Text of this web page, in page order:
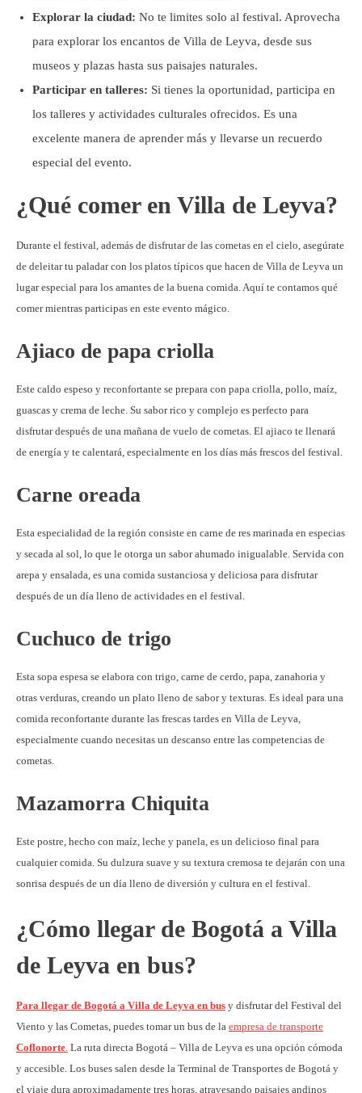
Explorar la ciudad: No te limites solo al festival. Aprovecha
para explorar los encantos de Villa de Leyva, desde sus
museos y plazas hasta sus paisajes naturales.
Participar en talleres: Si tienes la oportunidad, participa en
los talleres y actividades culturales ofrecidos. Es una
excelente manera de aprender más y llevarse un recuerdo
especial del evento.
¿Qué comer en Villa de Leyva?
Durante el festival, además de disfrutar de las cometas en el cielo, asegúrate
de deleitar tu paladar con los platos típicos que hacen de Villa de Leyva un
lugar especial para los amantes de la buena comida. Aquí te contamos qué
comer mientras participas en este evento mágico.
Ajiaco de papa criolla
Este caldo espeso y reconfortante se prepara con papa criolla, pollo, maíz,
guascas y crema de leche. Su sabor rico y complejo es perfecto para
disfrutar después de una mañana de vuelo de cometas. El ajiaco te llenará
de energía y te calentará, especialmente en los días más frescos del festival.
Carne oreada
Esta especialidad de la región consiste en carne de res marinada en especias
y secada al sol, lo que le otorga un sabor ahumado inigualable. Servida con
arepa y ensalada, es una comida sustanciosa y deliciosa para disfrutar
después de un día lleno de actividades en el festival.
Cuchuco de trigo
Esta sopa espesa se elabora con trigo, carne de cerdo, papa, zanahoria y
otras verduras, creando un plato lleno de sabor y texturas. Es ideal para una
comida reconfortante durante las frescas tardes en Villa de Leyva,
especialmente cuando necesitas un descanso entre las competencias de
cometas.
Mazamorra Chiquita
Este postre, hecho con maíz, leche y panela, es un delicioso final para
cualquier comida. Su dulzura suave y su textura cremosa te dejarán con una
sonrisa después de un día lleno de diversión y cultura en el festival.
¿Cómo llegar de Bogotá a Villa
de Leyva en bus?
Para llegar de Bogotá a Villa de Leyva en bus y disfrutar del Festival del
Viento y las Cometas, puedes tomar un bus de la empresa de transporte
Coflonorte La ruta directa Bogotá – Villa de Leyva es una opción cómoda
y accesible. Los buses salen desde la Terminal de Transportes de Bogotá y
el viaje dura aproximadamente tres horas, atravesando paisajes andinos